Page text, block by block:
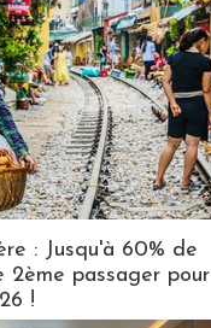
: Jusqu'à 60% de
2ème passager pour
!